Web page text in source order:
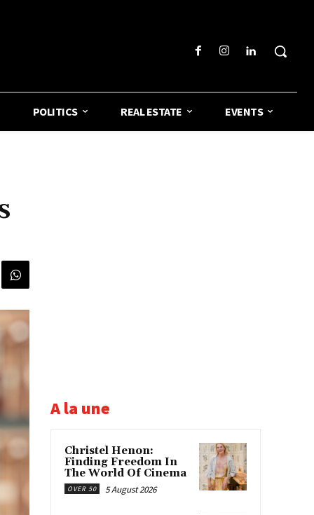
POLITICS REAL ESTATE EVENTS
A la une
Christel Henon:
Finding Freedom In
The World Of Cinema
OVER 50 5 August 2026